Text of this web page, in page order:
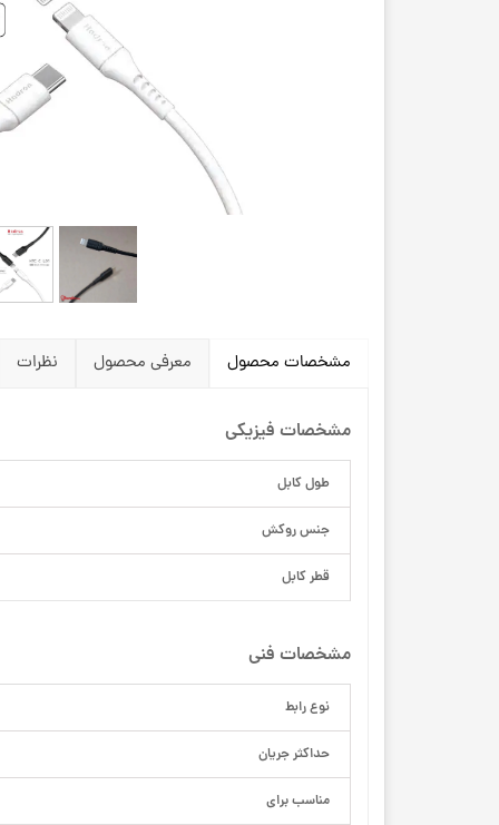
مشخصات محصول معرفی محصول نظرات
مشخصات فیزیکی
طول کابل
جنس روکش
قطر کابل
مشخصات فنی
نوع رابط
حداکثر جریان
مناسب برای